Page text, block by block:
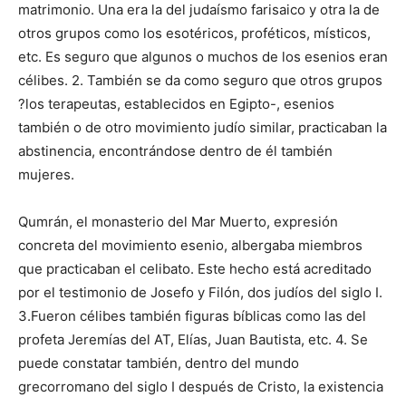
matrimonio. Una era la del judaísmo farisaico y otra la de
otros grupos como los esotéricos, proféticos, místicos,
etc. Es seguro que algunos o muchos de los esenios eran
célibes. 2. También se da como seguro que otros grupos
?los terapeutas, establecidos en Egipto-, esenios
también o de otro movimiento judío similar, practicaban la
abstinencia, encontrándose dentro de él también
mujeres.
Qumrán, el monasterio del Mar Muerto, expresión
concreta del movimiento esenio, albergaba miembros
que practicaban el celibato. Este hecho está acreditado
por el testimonio de Josefo y Filón, dos judíos del siglo I.
3.Fueron célibes también figuras bíblicas como las del
profeta Jeremías del AT, Elías, Juan Bautista, etc. 4. Se
puede constatar también, dentro del mundo
grecorromano del siglo I después de Cristo, la existencia